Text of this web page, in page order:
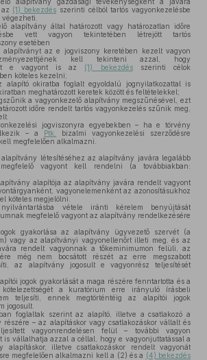
(1) bekezdés szerinti célból tartós vagyonkezelésbe
alapítvány által határozott vagy határozatlan időre
vett vagyon tekintetében létrejött tartós
esetében
alapítványt az e jogviszony keretében kezelt vagyon
kell tekinteni azzal, hogy
e vagyont is az (1) bekezdésszerinti célok
köteles kezelni;
alapító okiratba foglalt egyoldalú jognyilatkozattal is
meghatározott keretek között és feltételekkel;
a vagyonkezelő alapítvány megszűnésével, ezt
időre rendelt tartós vagyonkezelés szűnik meg,
jogviszonyra egyebekben – ha e törvény
– a Ptk.
bizalmi vagyonkezelési szerződésre
megfelelően alkalmazni.
alapítvány létesítéséhez az alapítvány javára legalább
vagyont kell rendelni (a továbbiakban:
alapítója az alapítvány javára rendelt vagyont
vagyonelemenként az azonosításukhoz
köteles megjelölni.
vétele iránti kérelem benyújtását
megfelelő vagyont az alapítvány rendelkezésére
gyakorlása az alapítvány ügyvezető szervét (a
vagy az alapítványi vagyonellenőrt illeti meg, és az
rendelt vagyonnak a tőkeminimumon felüli, az
még nem bocsátott részét az erre megszabott
az alapítvány jogosult e vagyonrész teljesítését
jogok gyakorlását a maga részére fenntartotta és a
a kuratórium erre irányuló írásbeli
teljesíti, ennek megtörténtéig az alapítói jogok
jogosult.
foglaltak szerint az alapító, illetve a csatlakozó a
részére – az alapításkor vagy csatlakozáskor vállalt és
vagyonrendelésen felül – további vagyon
is vállalhatja azzal a céllal, hogy e vagyonjuttatással a
alapításkor, illetve csatlakozáskor rendelt vagyonát
megfelelően alkalmazni kell a (2) és a (4) bekezdés